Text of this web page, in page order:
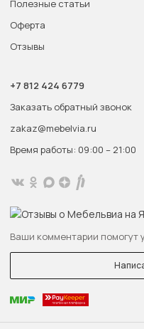
Полезные статьи
Оферта
Отзывы
+7 812 424 6779
Заказать обратный звонок
zakaz@mebelvia.ru
Время работы: 09:00 – 21:00
Ваши комментарии помогут